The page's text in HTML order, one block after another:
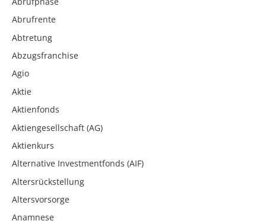
Abrufrente
Abtretung
Abzugsfranchise
Agio
Aktie
Aktienfonds
Aktiengesellschaft (AG)
Aktienkurs
Alternative Investmentfonds (AIF)
Altersrückstellung
Altersvorsorge
Anamnese